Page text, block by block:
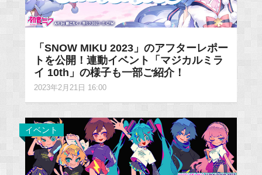
「SNOW MIKU 2023」のアフターレポー
トを公開！連動イベント「マジカルミラ
イ 10th」の様子も一部ご紹介！
2023年2月21日 16:00
イベント